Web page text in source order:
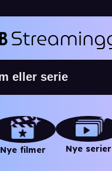
Nye filmer Nye serier